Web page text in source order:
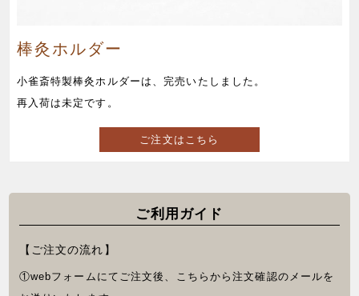
棒灸ホルダー
小雀斎特製棒灸ホルダーは、完売いたしました。
再入荷は未定です。
ご注文はこちら
ご利用ガイド
【ご注文の流れ】
①webフォームにてご注文後、こちらから注文確認のメールを